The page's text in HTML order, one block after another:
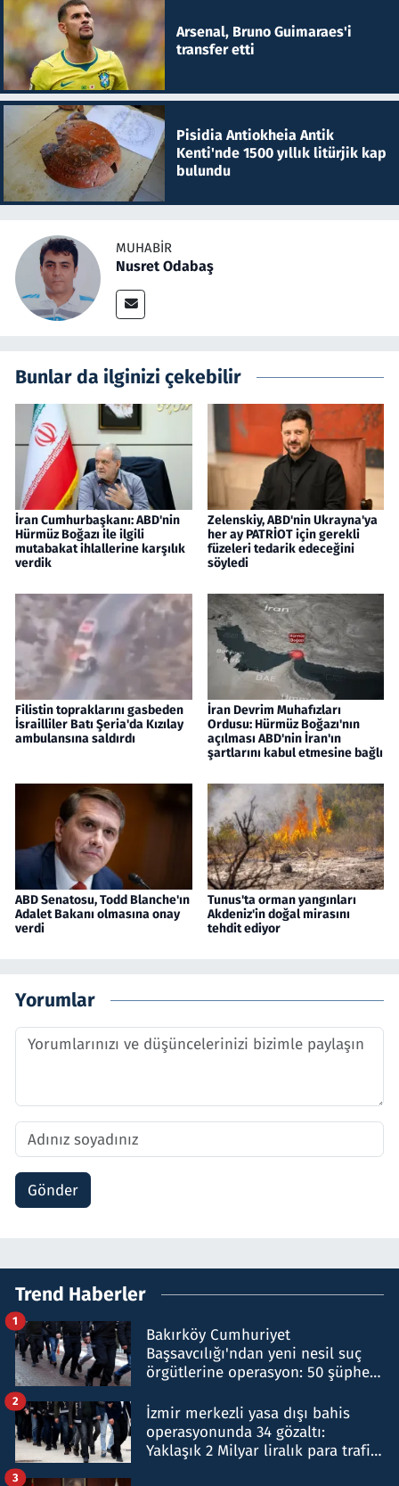
Arsenal, Bruno Guimaraes'i
transfer etti
Pisidia Antiokheia Antik
Kenti'nde 1500 yıllık litürjik kap
bulundu
MUHABIR
Nusret Odabaş
Bunlar da ilginizi çekebilir
İran Cumhurbaşkanı: ABD'nin
Hürmüz Boğazı ile ilgili
mutabakat ihlallerine karşılık
verdik
Zelenskiy, ABD'nin Ukrayna'ya
her ay PATRİOT için gerekli
füzeleri tedarik edeceğini
söyledi
Filistin topraklarını gasbeden
İsrailliler Batı Şeria'da Kızılay
ambulansına saldırdı
İran Devrim Muhafızları
Ordusu: Hürmüz Boğazı'nın
açılması ABD'nin İran'ın
şartlarını kabul etmesine bağlı
ABD Senatosu, Todd Blanche'ın
Adalet Bakanı olmasına onay
verdi
Tunus'ta orman yangınları
Akdeniz'in doğal mirasını
tehdit ediyor
Yorumlar
Gönder
Trend Haberler
Bakırköy Cumhuriyet
Başsavcılığı'ndan yeni nesil suç
örgütlerine operasyon: 50 şüpheli
1
İzmir merkezli yasa dışı bahis
operasyonunda 34 gözaltı:
Yaklaşık 2 Milyar liralık para trafiği
2
3